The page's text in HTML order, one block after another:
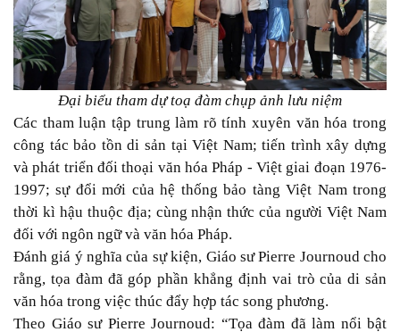
Đại biểu tham dự toạ đàm chụp ảnh lưu niệm
Các tham luận tập trung làm rõ tính xuyên văn hóa trong
công tác bảo tồn di sản tại Việt Nam; tiến trình xây dựng
và phát triển đối thoại văn hóa Pháp - Việt giai đoạn 1976-
1997; sự đổi mới của hệ thống bảo tàng Việt Nam trong
thời kì hậu thuộc địa; cùng nhận thức của người Việt Nam
đối với ngôn ngữ và văn hóa Pháp.
Đánh giá ý nghĩa của sự kiện, Giáo sư Pierre Journoud cho
rằng, tọa đàm đã góp phần khẳng định vai trò của di sản
văn hóa trong việc thúc đẩy hợp tác song phương.
Theo Giáo sư Pierre Journoud: “Tọa đàm đã làm nổi bật